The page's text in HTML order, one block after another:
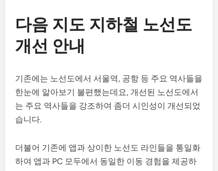
다음 지도 지하철 노선도
개선 안내
기존에는 노선도에서 서울역, 공항 등 주요 역사들을
한눈에 알아보기 불편했는데요, 개선된 노선도에서
는 주요 역사들을 강조하여 좀더 시인성이 개선되었
습니다.
더불어 기존에 앱과 상이한 노선도 라인들을 통일화
하여 앱과 PC 모두에서 동일한 이동 경험을 제공하